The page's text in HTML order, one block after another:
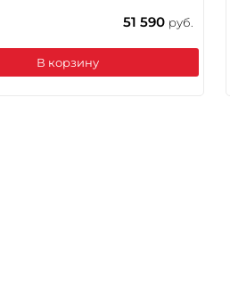
51 590 руб.
В корзину